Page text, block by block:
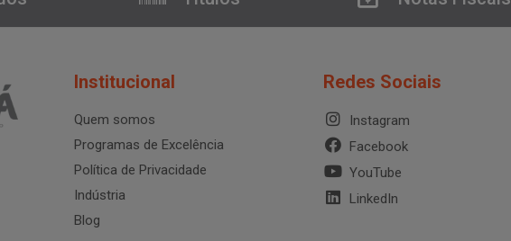
Institucional
Quem somos
Programas de Excelência
Política de Privacidade
Indústria
Blog
Redes Sociais
Instagram
Facebook
YouTube
LinkedIn